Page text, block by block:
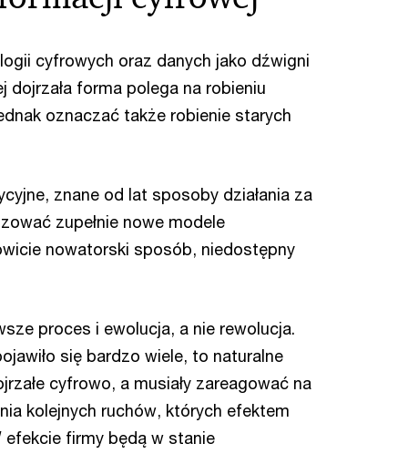
cyfrowych oraz danych jako dźwigni
dojrzała forma polega na robieniu
oznaczać także robienie starych
znane od lat sposoby działania za
zupełnie nowe modele
nowatorski sposób, niedostępny
proces i ewolucja, a nie rewolucja.
się bardzo wiele, to naturalne
cyfrowo, a musiały zareagować na
kolejnych ruchów, których efektem
firmy będą w stanie